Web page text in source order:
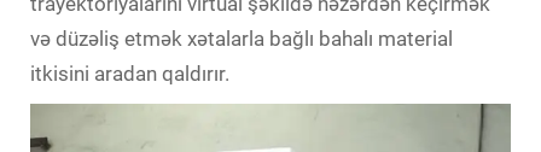
və düzəliş etmək xətalarla bağlı bahalı material
itkisini aradan qaldırır.